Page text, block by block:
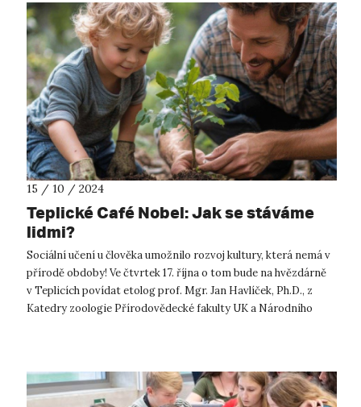
15 / 10 / 2024
Teplické Café Nobel: Jak se stáváme
lidmi?
Sociální učení u člověka umožnilo rozvoj kultury, která nemá v
přírodě obdoby! Ve čtvrtek 17. října o tom bude na hvězdárně
v Teplicích povídat etolog prof. Mgr. Jan Havlíček, Ph.D., z
Katedry zoologie Přírodovědecké fakulty UK a Národního